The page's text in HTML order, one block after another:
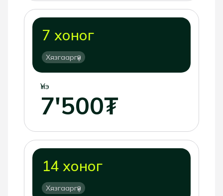
7 хоног
Хязгааргүй
Үнэ
7'500₮
14 хоног
Хязгааргүй